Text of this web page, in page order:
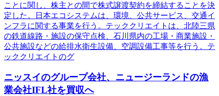
ことに関し、株主との間で株式譲渡契約を締結することを決
定した。日本エコシステムは、環境、公共サービス、交通イ
ンフラに関する事業を行う。テッククリエイトは、北陸三県
の鉄道線路・施設の保守点検、石川県内の工場・商業施設・
公共施設などの給排水衛生設備、空調設備工事等を行う。テ
ッククリエイトのグ
ニッスイのグループ会社、ニュージーランドの漁
業会社IFL社を買収へ